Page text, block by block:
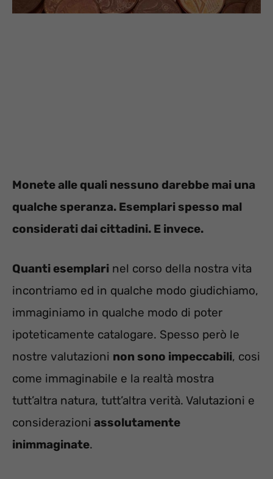
Monete alle quali nessuno darebbe mai una
qualche speranza. Esemplari spesso mal
considerati dai cittadini. E invece.
Quanti esemplari nel corso della nostra vita
incontriamo ed in qualche modo giudichiamo,
immaginiamo in qualche modo di poter
ipoteticamente catalogare. Spesso però le
nostre valutazioni non sono impeccabili, cosi
come immaginabile e la realtà mostra
tutt’altra natura, tutt’altra verità. Valutazioni e
considerazioni assolutamente
inimmaginate.